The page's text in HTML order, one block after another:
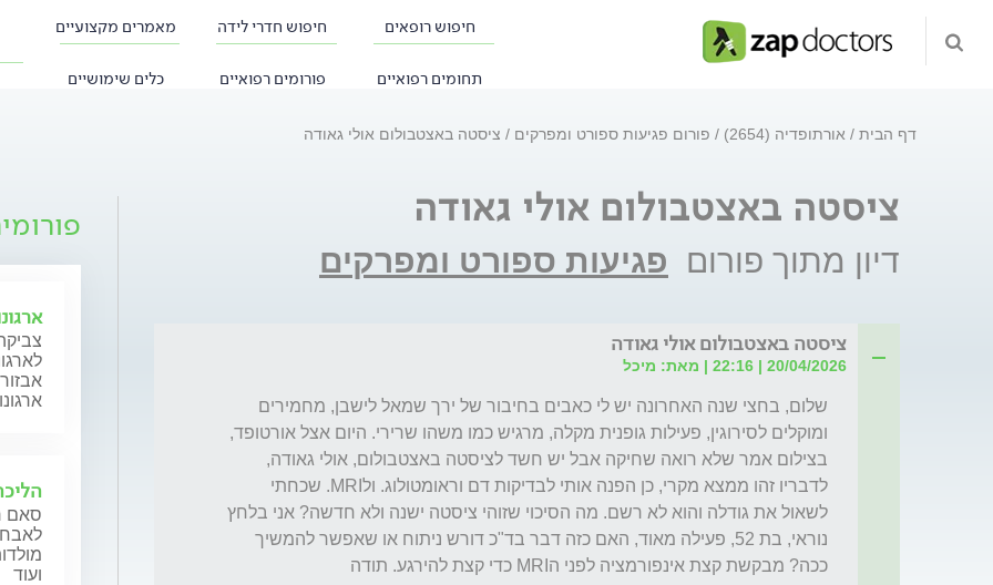
חיפוש רופאים חיפוש חדרי לידה מאמרים מקצועיים
תחומים רפואיים פורומים רפואיים כלים שימושיים
דף הבית אורתופדיה (2654) פורום פגיעות ספורט ומפרקים ציסטה באצטבולום אולי גאודה
ציסטה באצטבולום אולי גאודה
דיון מתוך פורום פגיעות ספורט ומפרקים
ציסטה באצטבולום אולי גאודה
20/04/2026 | 22:16 | מאת: מיכל
ככה? מבקשת קצת אינפורמציה לפני הMRI כדי קצת להירגע. תודה
סאם
ועוד